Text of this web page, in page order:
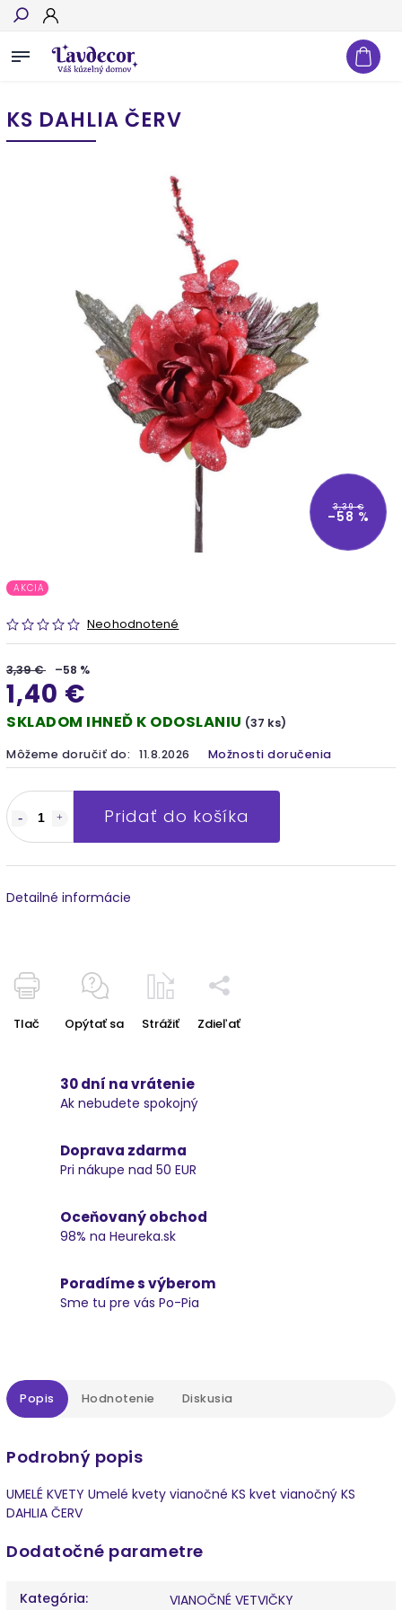
Hľadať
KS DAHLIA ČERV
3,39 €
–58 %
AKCIA
Neohodnotené
3,39 € –58 %
1,40 €
SKLADOM IHNEĎ K ODOSLANIU (37 ks)
Môžeme doručiť do: 11.8.2026 Možnosti doručenia
Pridať do košíka
Detailné informácie
Tlač Opýtať sa Strážiť Zdieľať
30 dní na vrátenie
Ak nebudete spokojný
Doprava zdarma
Pri nákupe nad 50 EUR
Oceňovaný obchod
98% na Heureka.sk
Poradíme s výberom
Sme tu pre vás Po-Pia
Popis Hodnotenie Diskusia
Podrobný popis
UMELÉ KVETY Umelé kvety vianočné KS kvet vianočný KS
DAHLIA ČERV
Dodatočné parametre
Kategória:
VIANOČNÉ VETVIČKY